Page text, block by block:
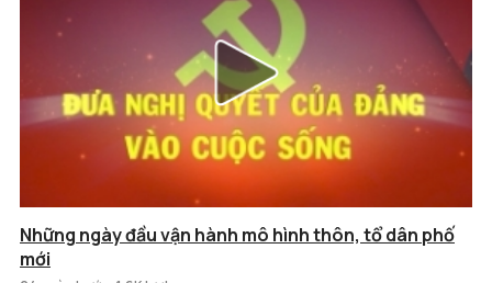
Những ngày đầu vận hành mô hình thôn, tổ dân phố
mới